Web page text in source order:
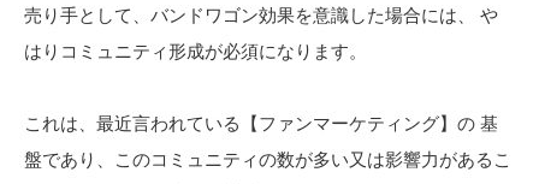
売り手として、バンドワゴン効果を意識した場合には、 や
はりコミュニティ形成が必須になります。
これは、最近言われている【ファンマーケティング】の 基
盤であり、このコミュニティの数が多い又は影響力があるこ